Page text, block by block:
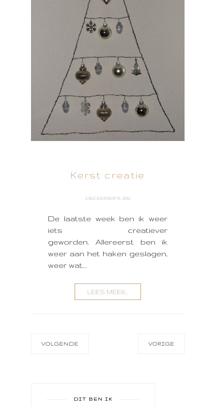
Kerst creatie
DECEMBER 15, 2012
De laatste week ben ik weer
iets creatiever
geworden. Allereerst ben ik
weer aan het haken geslagen,
weer wat...
LEES MEER...
VOLGENDE VORIGE
DIT BEN IK